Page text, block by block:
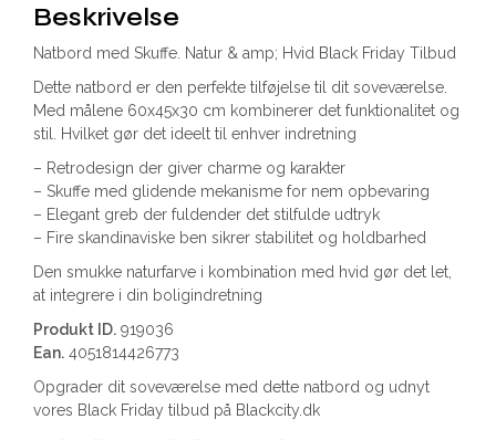
Beskrivelse
Natbord med Skuffe. Natur & amp; Hvid Black Friday Tilbud
Dette natbord er den perfekte tilføjelse til dit soveværelse.
Med målene 60x45x30 cm kombinerer det funktionalitet og
stil. Hvilket gør det ideelt til enhver indretning
– Retrodesign der giver charme og karakter
– Skuffe med glidende mekanisme for nem opbevaring
– Elegant greb der fuldender det stilfulde udtryk
– Fire skandinaviske ben sikrer stabilitet og holdbarhed
Den smukke naturfarve i kombination med hvid gør det let,
at integrere i din boligindretning
Produkt ID. 919036
Ean. 4051814426773
Opgrader dit soveværelse med dette natbord og udnyt
vores Black Friday tilbud på Blackcity.dk